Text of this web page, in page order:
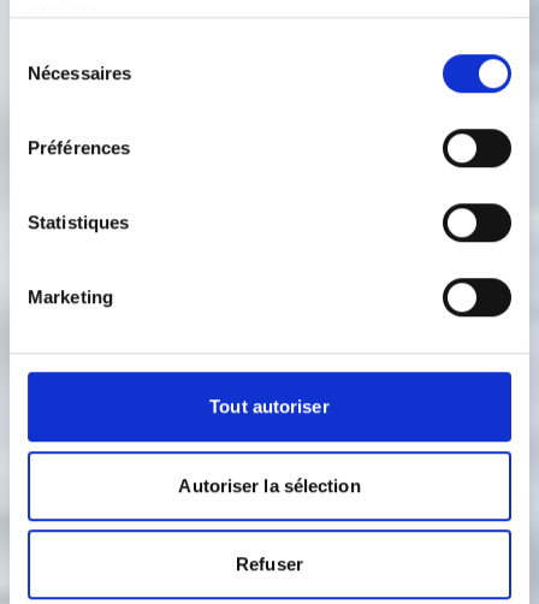
services.
Nécessaires
Préférences
Statistiques
Marketing
Tout autoriser
Autoriser la sélection
Refuser